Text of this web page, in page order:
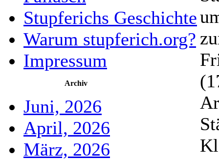
Stupferichs Geschichte
Warum stupferich.org?
Impressum
Archiv
Juni, 2026
April, 2026
März, 2026